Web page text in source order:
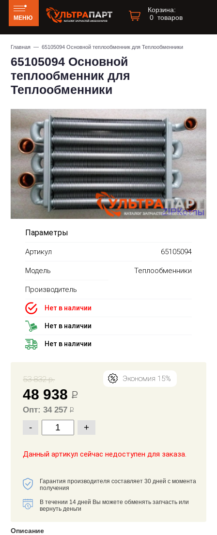
МЕНЮ
Корзина:
0 товаров
Главная — 65105094 Основной теплообменник для Теплообменники
65105094 Основной
теплообменник для
Теплообменники
Параметры
Артикул 65105094
Модель Теплообменники
Производитель
Нет в наличии
Нет в наличии
Нет в наличии
53 832 р. Экономия 15%
48 938Р
Опт: 34 257Р
- +
Данный артикул сейчас недоступен для заказа.
Гарантия производителя составляет 30 дней с момента
получения
В течении 14 дней Вы можете обменять запчасть или
вернуть деньги
Описание